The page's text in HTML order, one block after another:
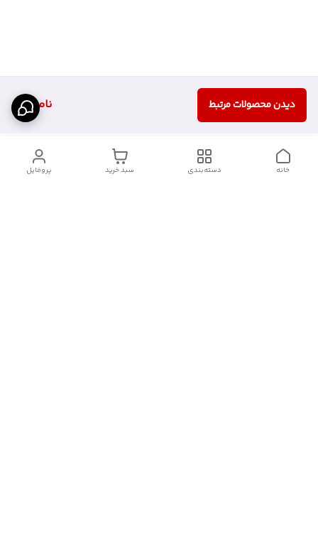
ناموجود دیدن محصولات مرتبط
پروفایل سبد خرید دسته‌بندی خانه